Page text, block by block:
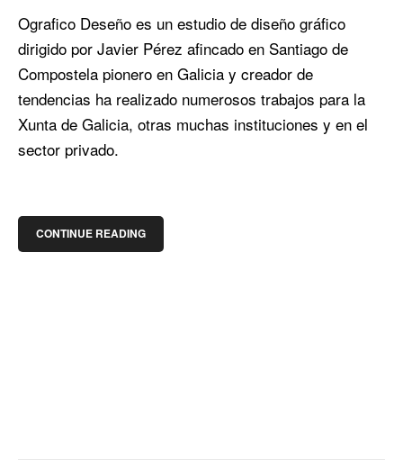
Ografico Deseño es un estudio de diseño gráfico
dirigido por Javier Pérez afincado en Santiago de
Compostela pionero en Galicia y creador de
tendencias ha realizado numerosos trabajos para la
Xunta de Galicia, otras muchas instituciones y en el
sector privado.
CONTINUE READING